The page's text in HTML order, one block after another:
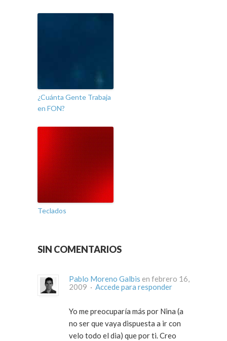
¿Cuánta Gente Trabaja
en FON?
Teclados
SIN COMENTARIOS
Pablo Moreno Galbis en febrero 16,
2009 · Accede para responder
Yo me preocuparía más por Nina (a
no ser que vaya dispuesta a ir con
velo todo el dia) que por ti. Creo